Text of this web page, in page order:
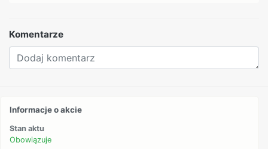
Komentarze
Informacje o akcie
Stan aktu
Obowiązuje